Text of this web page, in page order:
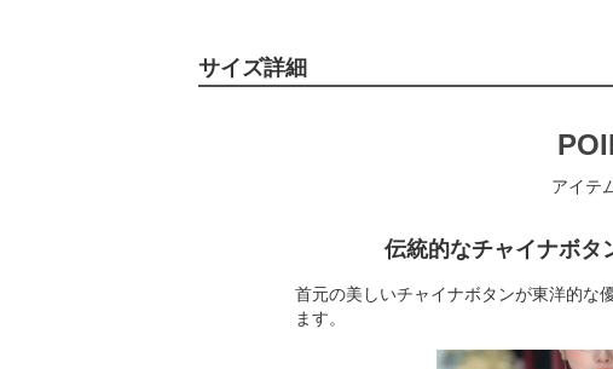
サイズ詳細
アイテ
伝統的なチャイナボタ
首元の美しいチャイナボタンが東洋的な
ます。